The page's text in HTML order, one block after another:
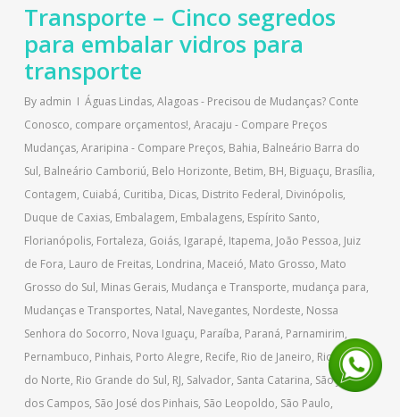
Transporte – Cinco segredos
para embalar vidros para
transporte
By admin Águas Lindas, Alagoas - Precisou de Mudanças? Conte
Conosco, compare orçamentos!, Aracaju - Compare Preços
Mudanças, Araripina - Compare Preços, Bahia, Balneário Barra do
Sul, Balneário Camboriú, Belo Horizonte, Betim, BH, Biguaçu, Brasília,
Contagem, Cuiabá, Curitiba, Dicas, Distrito Federal, Divinópolis,
Duque de Caxias, Embalagem, Embalagens, Espírito Santo,
Florianópolis, Fortaleza, Goiás, Igarapé, Itapema, João Pessoa, Juiz
de Fora, Lauro de Freitas, Londrina, Maceió, Mato Grosso, Mato
Grosso do Sul, Minas Gerais, Mudança e Transporte, mudança para,
Mudanças e Transportes, Natal, Navegantes, Nordeste, Nossa
Senhora do Socorro, Nova Iguaçu, Paraíba, Paraná, Parnamirim,
Pernambuco, Pinhais, Porto Alegre, Recife, Rio de Janeiro, Rio Grande
do Norte, Rio Grande do Sul, RJ, Salvador, Santa Catarina, São José
dos Campos, São José dos Pinhais, São Leopoldo, São Paulo,